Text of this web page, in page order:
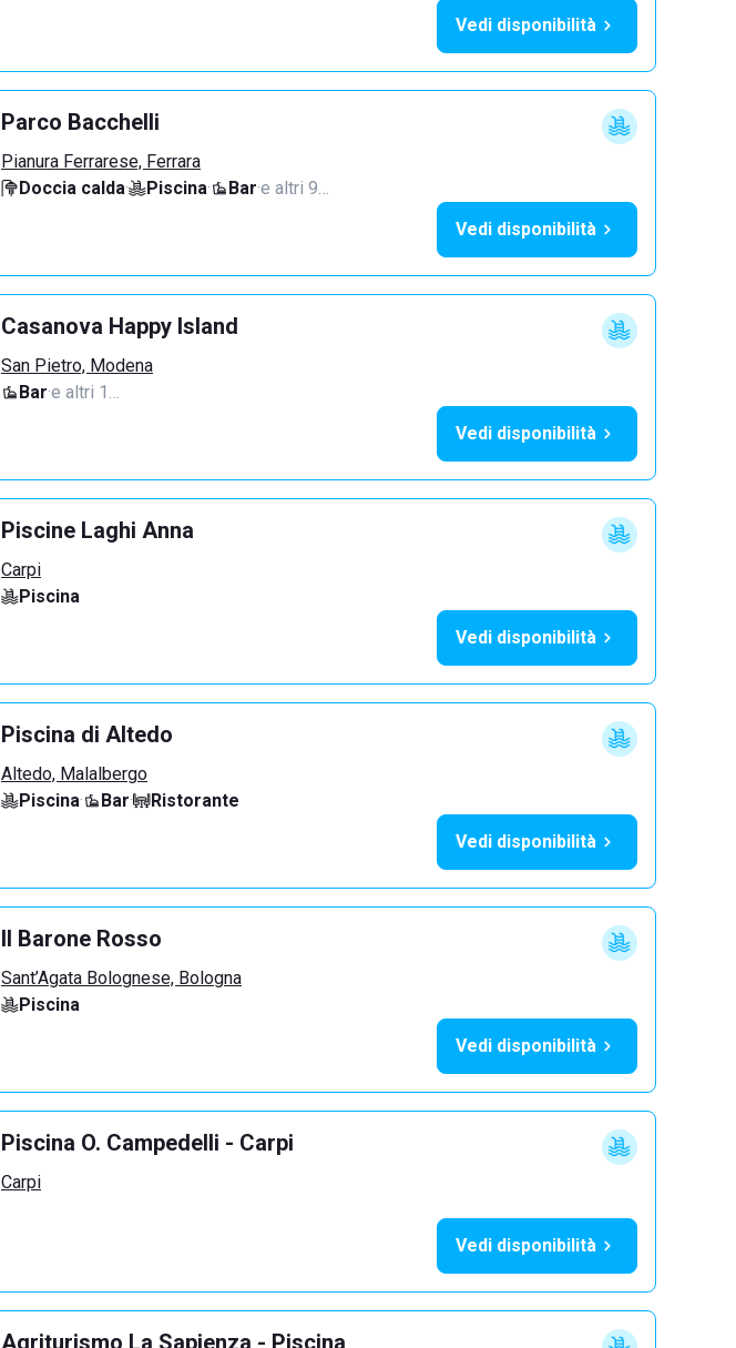
Vedi disponibilità
Parco Bacchelli
Pianura Ferrarese, Ferrara
Doccia calda· Piscina· Bar·e altri 9…
Vedi disponibilità
Casanova Happy Island
San Pietro, Modena
Bar·e altri 1…
Vedi disponibilità
Piscine Laghi Anna
Carpi
Piscina
Vedi disponibilità
Piscina di Altedo
Altedo, Malalbergo
Piscina· Bar·
Ristorante
Vedi disponibilità
Il Barone Rosso
Sant’Agata Bolognese, Bologna
Piscina
Vedi disponibilità
Piscina O. Campedelli - Carpi
Carpi
Vedi disponibilità
Agriturismo La Sapienza - Piscina